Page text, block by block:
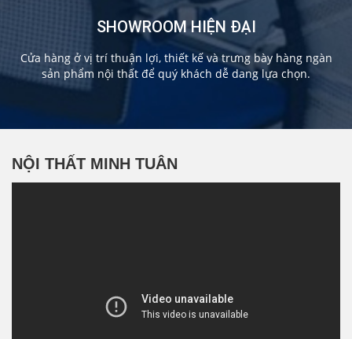
SHOWROOM HIỆN ĐẠI
Cửa hàng ở vị trí thuận lợi, thiết kế và trưng bày hàng ngàn
sản phẩm nội thất để quý khách dễ dang lựa chọn.
NỘI THẤT MINH TUÂN